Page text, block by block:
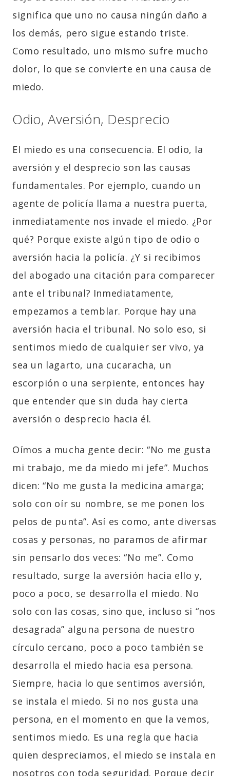
significa que uno no causa ningún daño a
los demás, pero sigue estando triste.
Como resultado, uno mismo sufre mucho
dolor, lo que se convierte en una causa de
miedo.
Odio, Aversión, Desprecio
El miedo es una consecuencia. El odio, la
aversión y el desprecio son las causas
fundamentales. Por ejemplo, cuando un
agente de policía llama a nuestra puerta,
inmediatamente nos invade el miedo. ¿Por
qué? Porque existe algún tipo de odio o
aversión hacia la policía. ¿Y si recibimos
del abogado una citación para comparecer
ante el tribunal? Inmediatamente,
empezamos a temblar. Porque hay una
aversión hacia el tribunal. No solo eso, si
sentimos miedo de cualquier ser vivo, ya
sea un lagarto, una cucaracha, un
escorpión o una serpiente, entonces hay
que entender que sin duda hay cierta
aversión o desprecio hacia él.
Oímos a mucha gente decir: “No me gusta
mi trabajo, me da miedo mi jefe”. Muchos
dicen: “No me gusta la medicina amarga;
solo con oír su nombre, se me ponen los
pelos de punta”. Así es como, ante diversas
cosas y personas, no paramos de afirmar
sin pensarlo dos veces: “No me”. Como
resultado, surge la aversión hacia ello y,
poco a poco, se desarrolla el miedo. No
solo con las cosas, sino que, incluso si “nos
desagrada” alguna persona de nuestro
círculo cercano, poco a poco también se
desarrolla el miedo hacia esa persona.
Siempre, hacia lo que sentimos aversión,
se instala el miedo. Si no nos gusta una
persona, en el momento en que la vemos,
sentimos miedo. Es una regla que hacia
quien despreciamos, el miedo se instala en
nosotros con toda seguridad. Porque decir